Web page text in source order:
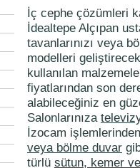
İç cephe çözümleri
İdealtepe Alçıpan
tavanlarınızı veya
modelleri
kullanılan
fiyatlarından son
alabileceğiniz en
Salonlarınıza
İzocam
veya bölme duvar
türlü sütun, kemer